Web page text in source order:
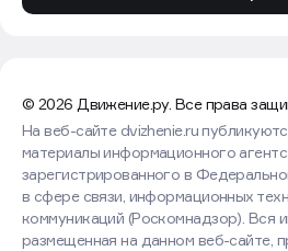
© 2026 Движение.ру. Все права
На веб-сайте dvizhenie.ru
материалы информационного
зарегистрированного в
в сфере связи, информационных
коммуникаций (Роскомнадзор). Вся
размещенная на данном веб-сайте,